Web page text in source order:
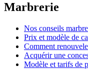
Marbrerie
Nos conseils
Prix et modèle de
Comment
Acquérir une
Modèle et tarifs de